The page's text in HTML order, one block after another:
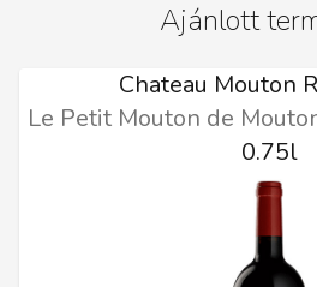
Ajánlott
Chateau Mouton
Le Petit Mouton de
0.75l